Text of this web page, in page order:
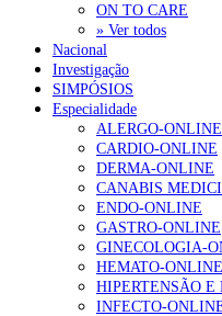
Portugal está a formar os
2026
NOTÍCIAS MAIS LIDAS
Enfermagem
gesto conta e
203 visualizações
1.º Episódio do
te na
202 visualizações
ON TO CARE
» Ver todos
Nacional
Investigação
SIMPÓSIOS
Especialidade
ALERGO-ONLINE
CARDIO-ONLINE
DERMA-ONLINE
CANABIS
ENDO-ONLINE
GASTRO-ONLINE
GINECOLOGIA-
HEMATO-ONLINE
HIPERTENSÃO E
INFECTO-